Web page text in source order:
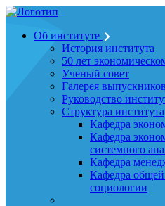
Об институте
История института
50 лет
Ученый совет
Галерея выпускников
Руководство
Структура института
Кафедра
Кафедра
системного
Кафедра
Кафедра
социологии